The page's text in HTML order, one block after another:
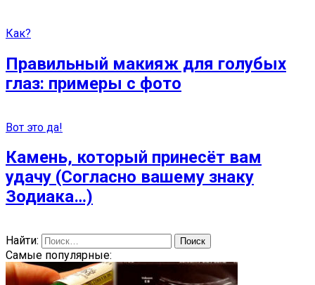
Как?
Правильный макияж для голубых
глаз: примеры с фото
Вот это да!
Камень, который принесёт вам
удачу (Согласно вашему знаку
Зодиака…)
Найти:
Самые популярные: